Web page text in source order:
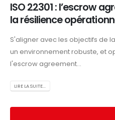
ISO 22301 : l’escrow
la résilience
S'aligner avec les objectifs de
un environnement robuste, et
l'escrow agreement...
LIRE LA SUITE...